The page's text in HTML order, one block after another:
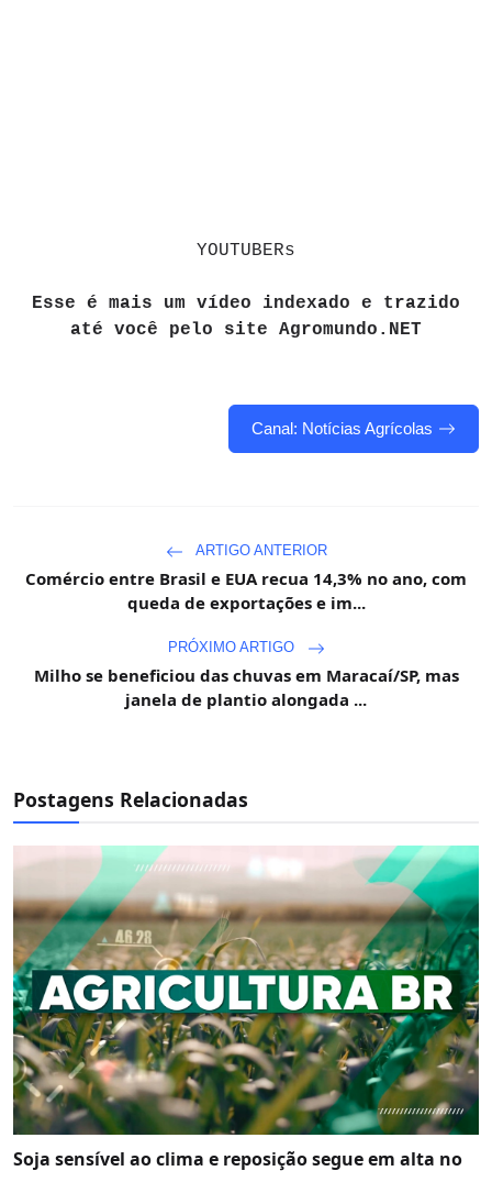
YOUTUBERs
Esse é mais um vídeo indexado e trazido
até você pelo site Agromundo.NET
Canal: Notícias Agrícolas
ARTIGO ANTERIOR
Comércio entre Brasil e EUA recua 14,3% no ano, com
queda de exportações e im...
PRÓXIMO ARTIGO
Milho se beneficiou das chuvas em Maracaí/SP, mas
janela de plantio alongada ...
Postagens Relacionadas
Soja sensível ao clima e reposição segue em alta no